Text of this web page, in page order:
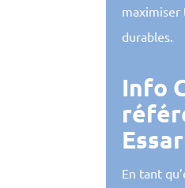
maximiser
durables.
Info
En tant